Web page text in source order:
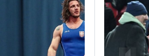
გადახედვა